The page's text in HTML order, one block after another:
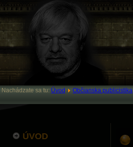
Nachádzate sa tu: Úvod Občianska publicistika
ÚVOD